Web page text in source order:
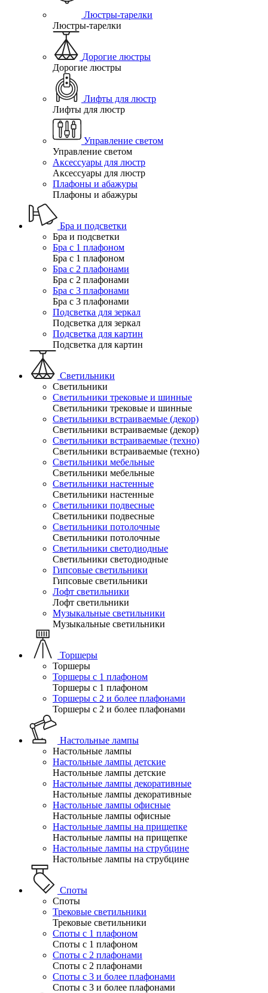
Люстры-тарелки
Люстры-тарелки
Дорогие люстры
Дорогие люстры
Лифты для люстр
Лифты для люстр
Управление светом
Управление светом
Аксессуары для люстр
Аксессуары для люстр
Плафоны и абажуры
Плафоны и абажуры
Бра и подсветки
Бра и подсветки
Бра с 1 плафоном
Бра с 1 плафоном
Бра с 2 плафонами
Бра с 2 плафонами
Бра с 3 плафонами
Бра с 3 плафонами
Подсветка для зеркал
Подсветка для зеркал
Подсветка для картин
Подсветка для картин
Светильники
Светильники
Светильники трековые и шинные
Светильники трековые и шинные
Светильники встраиваемые (декор)
Светильники встраиваемые (декор)
Светильники встраиваемые (техно)
Светильники встраиваемые (техно)
Светильники мебельные
Светильники мебельные
Светильники настенные
Светильники настенные
Светильники подвесные
Светильники подвесные
Светильники потолочные
Светильники потолочные
Светильники светодиодные
Светильники светодиодные
Гипсовые светильники
Гипсовые светильники
Лофт светильники
Лофт светильники
Музыкальные светильники
Музыкальные светильники
Торшеры
Торшеры
Торшеры с 1 плафоном
Торшеры с 1 плафоном
Торшеры с 2 и более плафонами
Торшеры с 2 и более плафонами
Настольные лампы
Настольные лампы
Настольные лампы детские
Настольные лампы детские
Настольные лампы декоративные
Настольные лампы декоративные
Настольные лампы офисные
Настольные лампы офисные
Настольные лампы на прищепке
Настольные лампы на прищепке
Настольные лампы на струбцине
Настольные лампы на струбцине
Споты
Споты
Трековые светильники
Трековые светильники
Споты с 1 плафоном
Споты с 1 плафоном
Споты с 2 плафонами
Споты с 2 плафонами
Споты с 3 и более плафонами
Споты с 3 и более плафонами